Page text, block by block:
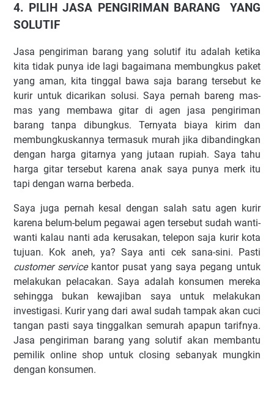
4. PILIH JASA PENGIRIMAN BARANG YANG
SOLUTIF
Jasa pengiriman barang yang solutif itu adalah ketika
kita tidak punya ide lagi bagaimana membungkus paket
yang aman, kita tinggal bawa saja barang tersebut ke
kurir untuk dicarikan solusi. Saya pernah bareng mas-
mas yang membawa gitar di agen jasa pengiriman
barang tanpa dibungkus. Ternyata biaya kirim dan
membungkuskannya termasuk murah jika dibandingkan
dengan harga gitarnya yang jutaan rupiah. Saya tahu
harga gitar tersebut karena anak saya punya merk itu
tapi dengan warna berbeda.
Saya juga pernah kesal dengan salah satu agen kurir
karena belum-belum pegawai agen tersebut sudah wanti-
wanti kalau nanti ada kerusakan, telepon saja kurir kota
tujuan. Kok aneh, ya? Saya anti cek sana-sini. Pasti
customer servicekantor pusat yang saya pegang untuk
melakukan pelacakan. Saya adalah konsumen mereka
sehingga bukan kewajiban saya untuk melakukan
investigasi. Kurir yang dari awal sudah tampak akan cuci
tangan pasti saya tinggalkan semurah apapun tarifnya.
Jasa pengiriman barang yang solutif akan membantu
pemilik online shop untuk closing sebanyak mungkin
dengan konsumen.